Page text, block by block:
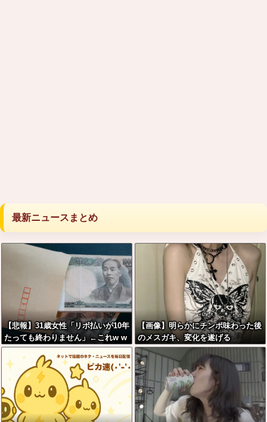
最新ニュースまとめ
【悲報】31歳女性「リボ払いが10年
たっても終わりません」←これw w
w w w w w
【画像】明らかにチンポ味わった後
のメスガキ、変化を遂げる